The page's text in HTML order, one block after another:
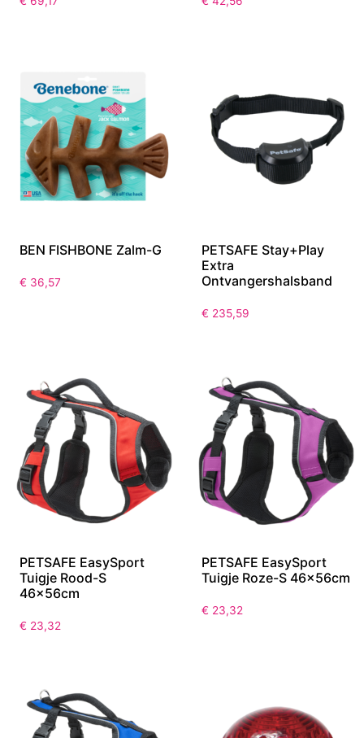
BEN FISHBONE Zalm-G
€ 36,57
PETSAFE Stay+Play
Extra
Ontvangershalsband
€ 235,59
PETSAFE EasySport
Tuigje Rood-S
46x56cm
€ 23,32
PETSAFE EasySport
Tuigje Roze-S 46x56cm
€ 23,32